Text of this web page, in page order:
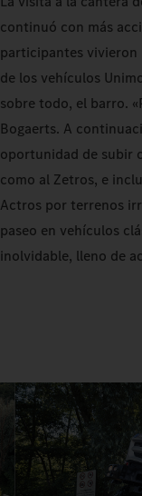
continuó con más
participantes
de los vehículos
sobre todo, el barro.
Bogaerts. A
oportunidad de subir
como al Zetros, e
Actros por terrenos
paseo en vehículos
inolvidable, lleno de